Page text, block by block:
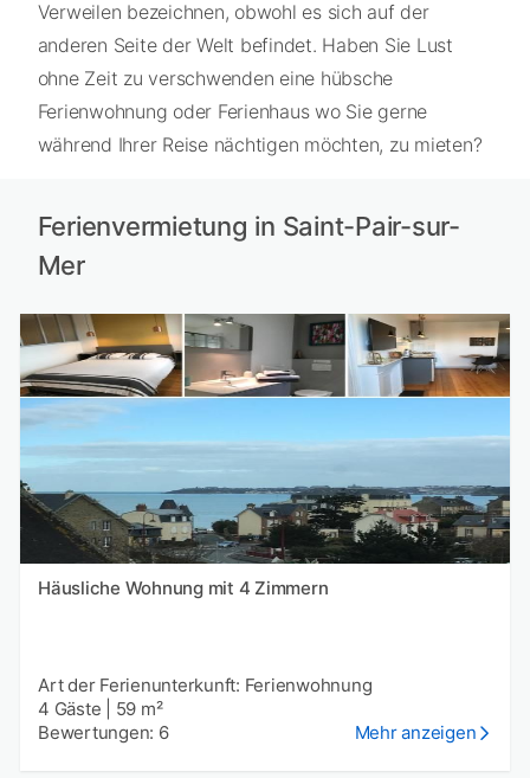
Verweilen bezeichnen, obwohl es sich auf der
anderen Seite der Welt befindet. Haben Sie Lust
ohne Zeit zu verschwenden eine hübsche
Ferienwohnung oder Ferienhaus wo Sie gerne
während Ihrer Reise nächtigen möchten, zu mieten?
Ferienvermietung in Saint-Pair-sur-
Mer
Häusliche Wohnung mit 4 Zimmern
Art der Ferienunterkunft: Ferienwohnung
4 Gäste
59 m²
Bewertungen: 6
Mehr anzeigen